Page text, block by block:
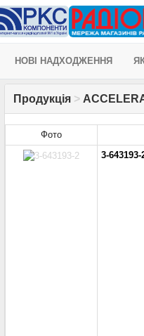
НОВІ НАДХОДЖЕННЯ
Продукція >
Фото
3-643193-